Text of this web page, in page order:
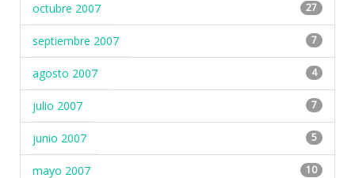
octubre 2007 27
septiembre 2007 7
agosto 2007 4
julio 2007 7
junio 2007 5
mayo 2007 10